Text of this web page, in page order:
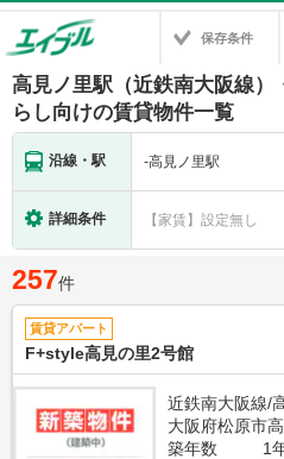
保存条件
高見ノ里駅（近鉄南大阪線）
らし向けの賃貸物件一覧
沿線・駅 -高見ノ里駅
詳細条件 【家賃】設定無し
257件
賃貸アパート
F+style高見の里2号館
近鉄南大阪線/
大阪府松原市
築年数
1